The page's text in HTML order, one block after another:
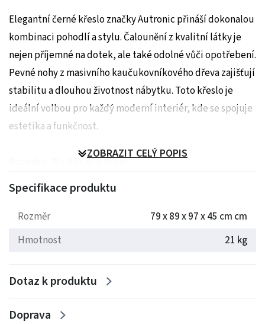
Elegantní černé křeslo značky Autronic přináší dokonalou
kombinaci pohodlí a stylu. Čalounění z kvalitní látky je
nejen příjemné na dotek, ale také odolné vůči opotřebení.
Pevné nohy z masivního kaučukovníkového dřeva zajišťují
stabilitu a dlouhou životnost nábytku. Toto křeslo je
ideální volbou pro každý moderní interiér, kde se spojuje
estetika a funkčnost.
Rozměry: 79 x 89 x 97 x 45 cm
Hmotnost: 21 kg
ZOBRAZIT CELÝ POPIS
Specifikace produktu
Rozměr
79 x 89 x 97 x 45 cm cm
Hmotnost
21 kg
Dotaz k produktu
Doprava